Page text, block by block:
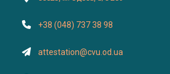
+38 (048) 737 38 98
attestation@cvu.od.ua